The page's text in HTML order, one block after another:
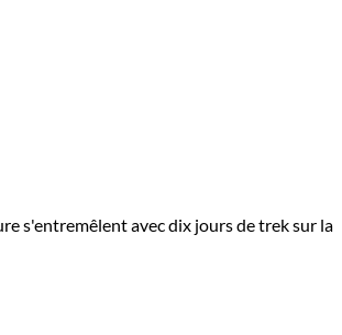
s'entremêlent avec dix jours de trek sur la